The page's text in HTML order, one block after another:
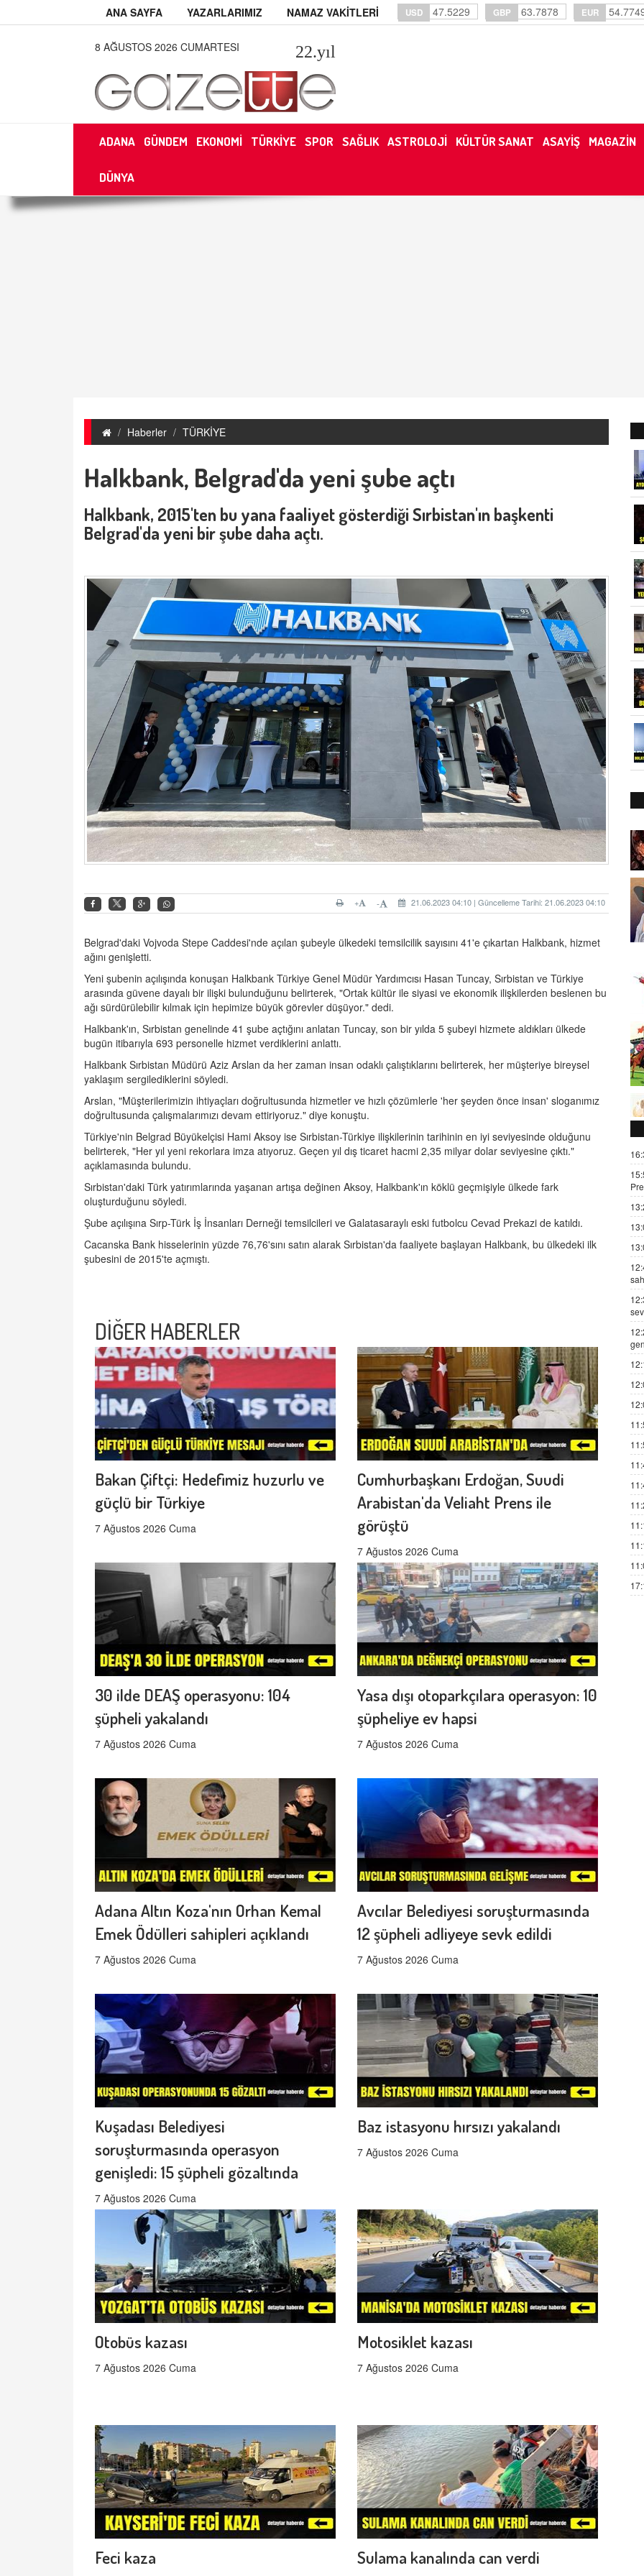
ANA SAYFA YAZARLARIMIZ NAMAZ VAKİTLERİ USD 47.5229 GBP 63.7878 EUR
8 AĞUSTOS 2026 CUMARTESI 22.yıl
ADANA GÜNDEM EKONOMİ TÜRKİYE SPOR SAĞLIK ASTROLOJİ KÜLTÜR SANAT ASAYİŞ MAGAZİN
DÜNYA
Haberler TÜRKİYE
Halkbank, Belgrad'da yeni şube açtı
Halkbank, 2015'ten bu yana faaliyet gösterdiği Sırbistan'ın başkenti
Belgrad'da yeni bir şube daha açtı.
21.06.2023 04:10 | Güncelleme Tarihi: 21.06.2023 04:10
-
+
Belgrad'daki Vojvoda Stepe Caddesi'nde açılan şubeyle ülkedeki temsilcilik sayısını 41'e çıkartan Halkbank, hizmet
ağını genişletti.
Yeni şubenin açılışında konuşan Halkbank Türkiye Genel Müdür Yardımcısı Hasan Tuncay, Sırbistan ve Türkiye
arasında güvene dayalı bir ilişki bulunduğunu belirterek, "Ortak kültür ile siyasi ve ekonomik ilişkilerden beslenen bu
ağı sürdürülebilir kılmak için hepimize büyük görevler düşüyor." dedi.
Halkbank'ın, Sırbistan genelinde 41 şube açtığını anlatan Tuncay, son bir yılda 5 şubeyi hizmete aldıkları ülkede
bugün itibarıyla 693 personelle hizmet verdiklerini anlattı.
Halkbank Sırbistan Müdürü Aziz Arslan da her zaman insan odaklı çalıştıklarını belirterek, her müşteriye bireysel
yaklaşım sergilediklerini söyledi.
Arslan, "Müşterilerimizin ihtiyaçları doğrultusunda hizmetler ve hızlı çözümlerle 'her şeyden önce insan' sloganımız
doğrultusunda çalışmalarımızı devam ettiriyoruz." diye konuştu.
Türkiye'nin Belgrad Büyükelçisi Hami Aksoy ise Sırbistan-Türkiye ilişkilerinin tarihinin en iyi seviyesinde olduğunu
belirterek, "Her yıl yeni rekorlara imza atıyoruz. Geçen yıl dış ticaret hacmi 2,35 milyar dolar seviyesine çıktı."
açıklamasında bulundu.
Sırbistan'daki Türk yatırımlarında yaşanan artışa değinen Aksoy, Halkbank'ın köklü geçmişiyle ülkede fark
oluşturduğunu söyledi.
Şube açılışına Sırp-Türk İş İnsanları Derneği temsilcileri ve Galatasaraylı eski futbolcu Cevad Prekazi de katıldı.
Cacanska Bank hisselerinin yüzde 76,76'sını satın alarak Sırbistan'da faaliyete başlayan Halkbank, bu ülkedeki ilk
şubesini de 2015'te açmıştı.
DİĞER HABERLER
Bakan Çiftçi: Hedefimiz huzurlu ve
güçlü bir Türkiye
7 Ağustos 2026 Cuma
Cumhurbaşkanı Erdoğan, Suudi
Arabistan'da Veliaht Prens ile
görüştü
7 Ağustos 2026 Cuma
30 ilde DEAŞ operasyonu: 104
şüpheli yakalandı
7 Ağustos 2026 Cuma
Yasa dışı otoparkçılara operasyon: 10
şüpheliye ev hapsi
7 Ağustos 2026 Cuma
Adana Altın Koza'nın Orhan Kemal
Emek Ödülleri sahipleri açıklandı
7 Ağustos 2026 Cuma
Avcılar Belediyesi soruşturmasında
12 şüpheli adliyeye sevk edildi
7 Ağustos 2026 Cuma
Kuşadası Belediyesi
soruşturmasında operasyon
genişledi: 15 şüpheli gözaltında
7 Ağustos 2026 Cuma
Baz istasyonu hırsızı yakalandı
7 Ağustos 2026 Cuma
Otobüs kazası
7 Ağustos 2026 Cuma
Motosiklet kazası
7 Ağustos 2026 Cuma
Feci kaza Sulama kanalında can verdi